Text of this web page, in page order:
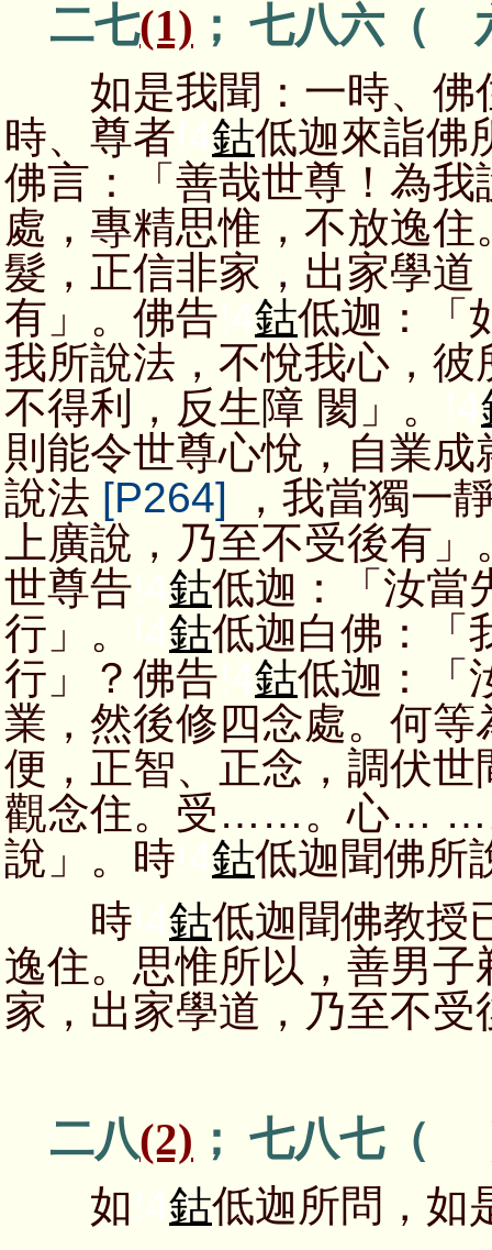
二七(1) ； 七八六（
如是我聞：一時、佛
時、尊者
鈷低迦來詣佛
佛言：「善哉世尊！為
處，專精思惟，不放逸
髮，正信非家，出家學
有」。佛告
鈷低迦：「
我所說法，不悅我心，
不得利，反生障 閡」。
則能令世尊心悅，自業
說法 [P264] ，我當獨一
上廣說，乃至不受後有
世尊告
鈷低迦：「汝當
行」。
鈷低迦白佛：「
行」？佛告
鈷低迦：「
業，然後修四念處。何
便，正智、正念，調伏
觀念住。受……。心… …
說」。時
鈷低迦聞佛所
時
鈷低迦聞佛教授
逸住。思惟所以，善男
家，出家學道，乃至不受
二八(2) ； 七八七（
如 鈷低迦所問，如